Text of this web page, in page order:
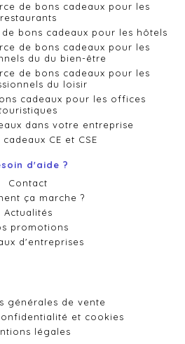
de bons cadeaux pour les
restaurants
bons cadeaux pour les hôtels
de bons cadeaux pour les
du du bien-être
de bons cadeaux pour les
du loisir
cadeaux pour les offices
dans votre entreprise
cadeaux CE et CSE
d'aide ?
Contact
ça marche ?
Actualités
promotions
d'entreprises
générales de vente
et cookies
légales